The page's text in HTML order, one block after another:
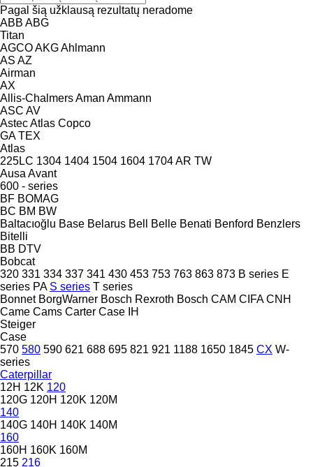
Pagal šią užklausą rezultatų neradome
ABB ABG
Titan
AGCOAKGAhlmann
AS AZ
Airman
AX
Allis-ChalmersAman Ammann
ASC AV
AstecAtlas Copco
GA TEX
Atlas
225LC 1304 1404 1504 1604 1704AR TW
Ausa Avant
600 - series
BF BOMAG
BC BM BW
Baltacıoğlu Base Belarus Bell Belle Benati Benford Benzlers
Bitelli
BB DTV
Bobcat
320 331 334 337 341 430 453 753 763 863 873 B series E
series PA S series T series
Bonnet BorgWarner Bosch Rexroth Bosch CAM CIFA CNH
Came Cams Carter Case IH
Steiger
Case
570 580 590 621 688 695 821 921 1188 1650 1845 CX W-
series
Caterpillar
12H 12K 120
120G 120H 120K 120M
140
140G 140H 140K 140M
160
160H 160K 160M
215 216